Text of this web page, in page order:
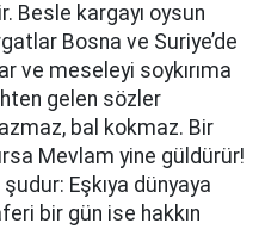
Besle kargayı oysun
Bosna ve Suriye’de
ve meseleyi soykırıma
gelen sözler
bal kokmaz. Bir
Mevlam yine güldürür!
Eşkıya dünyaya
bir gün ise hakkın